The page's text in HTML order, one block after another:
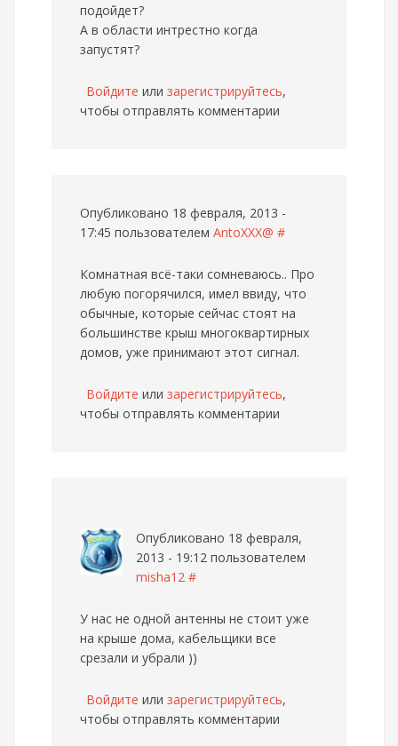
подойдет?
А в области интрестно когда
запустят?
Войдите или зарегистрируйтесь,
чтобы отправлять комментарии
Опубликовано 18 февраля, 2013 -
17:45 пользователем AntoXXX@ #
Комнатная всё-таки сомневаюсь.. Про
любую погорячился, имел ввиду, что
обычные, которые сейчас стоят на
большинстве крыш многоквартирных
домов, уже принимают этот сигнал.
Войдите или зарегистрируйтесь,
чтобы отправлять комментарии
Опубликовано 18 февраля,
2013 - 19:12 пользователем
misha12 #
У нас не одной антенны не стоит уже
на крыше дома, кабельщики все
срезали и убрали ))
Войдите или зарегистрируйтесь,
чтобы отправлять комментарии